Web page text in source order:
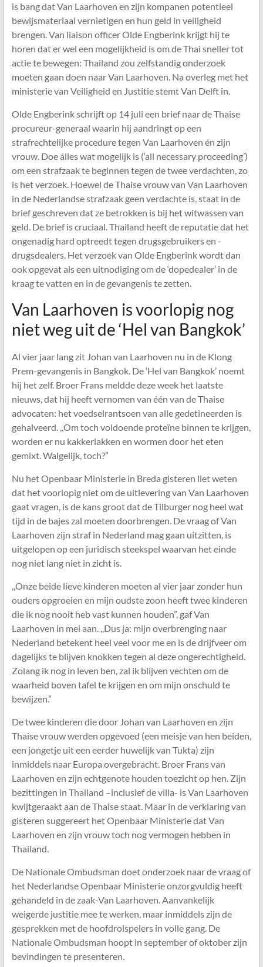
is bang dat Van Laarhoven en zijn kompanen potentieel
bewijsmateriaal vernietigen en hun geld in veiligheid
brengen. Van liaison officer Olde Engberink krijgt hij te
horen dat er wel een mogelijkheid is om de Thai sneller tot
actie te bewegen: Thailand zou zelfstandig onderzoek
moeten gaan doen naar Van Laarhoven. Na overleg met het
ministerie van Veiligheid en Justitie stemt Van Delft in.
Olde Engberink schrijft op 14 juli een brief naar de Thaise
procureur-generaal waarin hij aandringt op een
strafrechtelijke procedure tegen Van Laarhoven én zijn
vrouw. Doe álles wat mogelijk is (‘all necessary proceeding’)
om een strafzaak te beginnen tegen de twee verdachten, zo
is het verzoek. Hoewel de Thaise vrouw van Van Laarhoven
in de Nederlandse strafzaak geen verdachte is, staat in de
brief geschreven dat ze betrokken is bij het witwassen van
geld. De brief is cruciaal. Thailand heeft de reputatie dat het
ongenadig hard optreedt tegen drugsgebruikers en -
drugsdealers. Het verzoek van Olde Engberink wordt dan
ook opgevat als een uitnodiging om de ‘dopedealer’ in de
kraag te vatten en in de gevangenis te zetten.
Van Laarhoven is voorlopig nog
niet weg uit de ‘Hel van Bangkok’
Al vier jaar lang zit Johan van Laarhoven nu in de Klong
Prem-gevangenis in Bangkok. De ‘Hel van Bangkok’ noemt
hij het zelf. Broer Frans meldde deze week het laatste
nieuws, dat hij heeft vernomen van één van de Thaise
advocaten: het voedselrantsoen van alle gedetineerden is
gehalveerd. ,,Om toch voldoende proteïne binnen te krijgen,
worden er nu kakkerlakken en wormen door het eten
gemixt. Walgelijk, toch?”
Nu het Openbaar Ministerie in Breda gisteren liet weten
dat het voorlopig niet om de uitlevering van Van Laarhoven
gaat vragen, is de kans groot dat de Tilburger nog heel wat
tijd in de bajes zal moeten doorbrengen. De vraag of Van
Laarhoven zijn straf in Nederland mag gaan uitzitten, is
uitgelopen op een juridisch steekspel waarvan het einde
nog niet lang niet in zicht is.
,,Onze beide lieve kinderen moeten al vier jaar zonder hun
ouders opgroeien en mijn oudste zoon heeft twee kinderen
die ik nog nooit heb vast kunnen houden”, gaf Van
Laarhoven in mei aan. ,,Dus ja: mijn overbrenging naar
Nederland betekent heel veel voor me en is de drijfveer om
dagelijks te blijven knokken tegen al deze ongerechtigheid.
Zolang ik nog in leven ben, zal ik blijven vechten om de
waarheid boven tafel te krijgen en om mijn onschuld te
bewijzen.”
De twee kinderen die door Johan van Laarhoven en zijn
Thaise vrouw werden opgevoed (een meisje van hen beiden,
een jongetje uit een eerder huwelijk van Tukta) zijn
inmiddels naar Europa overgebracht. Broer Frans van
Laarhoven en zijn echtgenote houden toezicht op hen. Zijn
bezittingen in Thailand –inclusief de villa- is Van Laarhoven
kwijtgeraakt aan de Thaise staat. Maar in de verklaring van
gisteren suggereert het Openbaar Ministerie dat Van
Laarhoven en zijn vrouw toch nog vermogen hebben in
Thailand.
De Nationale Ombudsman doet onderzoek naar de vraag of
het Nederlandse Openbaar Ministerie onzorgvuldig heeft
gehandeld in de zaak-Van Laarhoven. Aanvankelijk
weigerde justitie mee te werken, maar inmiddels zijn de
gesprekken met de hoofdrolspelers in volle gang. De
Nationale Ombudsman hoopt in september of oktober zijn
bevindingen te presenteren.